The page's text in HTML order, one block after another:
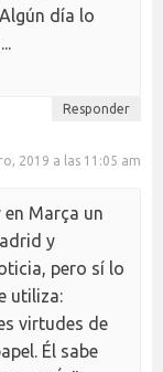
día lo
Responder
2019 a las 11:05 am
Marça un
y
pero sí lo
utiliza:
virtudes de
Él sabe